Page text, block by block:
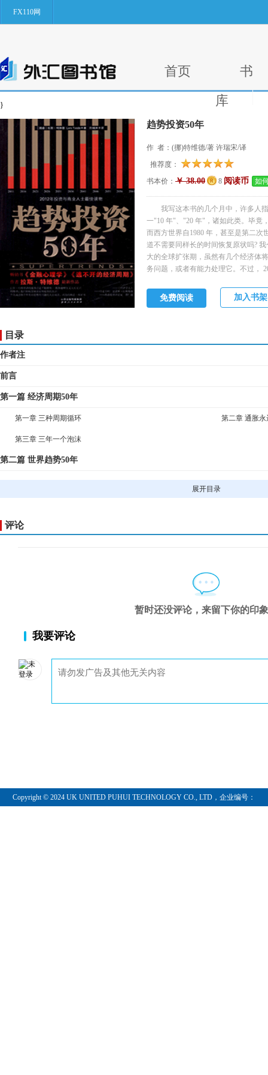
FX110网
首页
书
库
}
趋势投资50年
作 者：(挪)特维德/著 许瑞宋/译
推荐度：
书本价： ￥ 38.00 8 阅读币 如
我写这本书的几个月中，许多人
一"10 年"、"20 年"，诸如此类。毕竟
而西方世界自1980 年，甚至是第二
道不需要同样长的时间恢复原状吗?
大的全球扩张期，虽然有几个经济体
务问题，或者有能力处理它。不过，
盘讲起。
免费阅读 加入书架
目录
作者注
前言
第一篇 经济周期50年
第一章 三种周期循环 第二章 通胀
第三章 三年一个泡沫
第二篇 世界趋势50年
第四章 全球人口趋势 第五章 全球财
第三篇 投资趋势50年
第十五章 奢侈
第十六章 生活方式
展开目录
评论
暂时还没评论，来留下你的印
我要评论
Copyright © 2024 UK UNITED PUHUI TECHNOLOGY CO., LTD，企业编号：